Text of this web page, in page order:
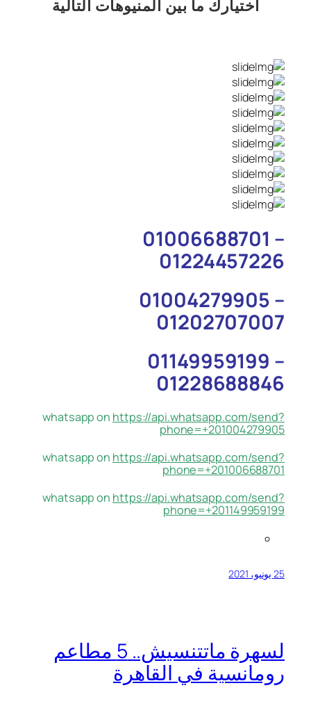
اختيارك ما بين المنيوهات التالية
01006688701 –
01224457226
01004279905 –
01202707007
01149959199 –
01228688846
whatsapp on https://api.whatsapp.com/send?
phone=+201004279905
whatsapp on https://api.whatsapp.com/send?
phone=+201006688701
whatsapp on https://api.whatsapp.com/send?
phone=+201149959199
25 يونيو، 2021
لسهرة ماتتنسيش.. 5 مطاعم
رومانسية في القاهرة